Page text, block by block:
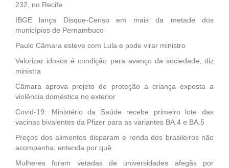
232, no Recife
IBGE lança Disque-Censo em mais da metade dos
municípios de Pernambuco
Paulo Câmara esteve com Lula e pode virar ministro
Valorizar idosos é condição para avanço da sociedade, diz
ministra
Câmara aprova projeto de proteção a criança exposta a
violência doméstica no exterior
Covid-19: Ministério da Saúde recebe primeiro lote das
vacinas bivalentes da Pfizer para as variantes BA.4 e BA.5
Preços dos alimentos disparam e renda dos brasileiros não
acompanha; entenda por quê
Mulheres foram vetadas de universidades afegãs por